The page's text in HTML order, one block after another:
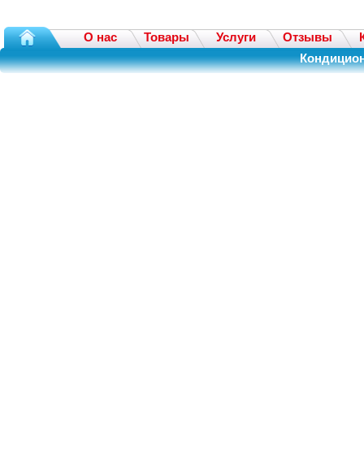
О нас Товары Услуги Отзывы